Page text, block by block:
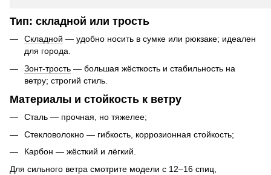
Тип: складной или трость
Складной — удобно носить в сумке или рюкзаке; идеален
для города.
Зонт-трость — большая жёсткость и стабильность на
ветру; строгий стиль.
Материалы и стойкость к ветру
Сталь — прочная, но тяжелее;
Стекловолокно — гибкость, коррозионная стойкость;
Карбон — жёсткий и лёгкий.
Для сильного ветра смотрите модели с 12–16 спиц,